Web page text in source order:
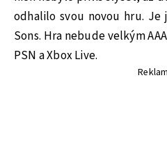
odhalilo svou novou hru. Je
Sons. Hra nebude velkým
PSN a Xbox Live.